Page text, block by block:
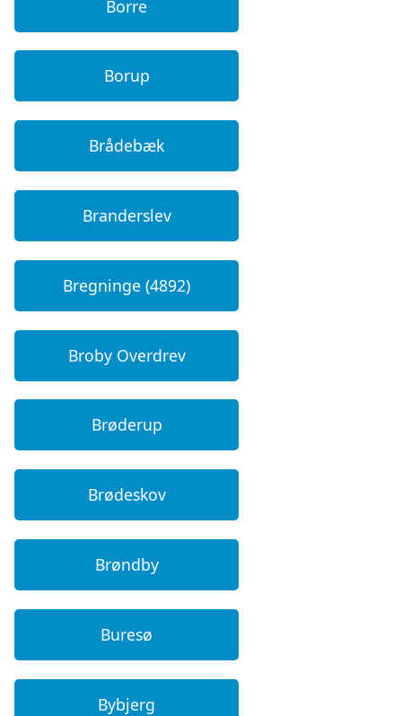
Borre
Borup
Brådebæk
Branderslev
Bregninge (4892)
Broby Overdrev
Brøderup
Brødeskov
Brøndby
Buresø
Bybjerg